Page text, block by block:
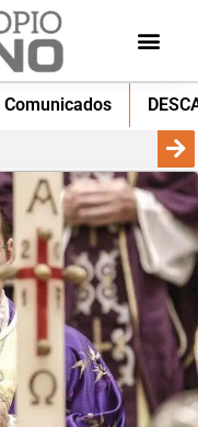
Comunicados